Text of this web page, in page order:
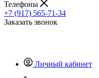
Телефоны
+7 (917) 565-71-34
Заказать звонок
Личный кабинет